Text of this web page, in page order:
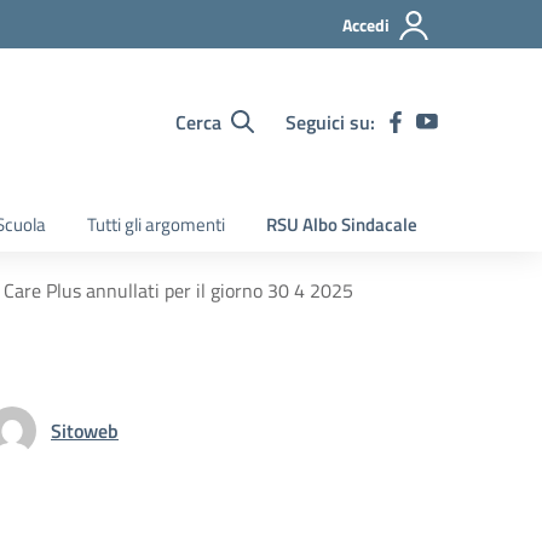
Accedi
Cerca Seguici su:
Tutti gli argomenti RSU Albo Sindacale
Plus annullati per il giorno 30 4 2025
Sitoweb